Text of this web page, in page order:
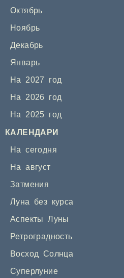
Октябрь
Ноябрь
Декабрь
Январь
На 2027 год
На 2026 год
На 2025 год
КАЛЕНДАРИ
На сегодня
На август
Затмения
Луна без курса
Аспекты Луны
Ретроградность
Восход Солнца
Суперлуние